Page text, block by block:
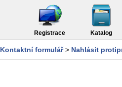
Registrace Katalog
Kontaktní formulář> Nahlásit